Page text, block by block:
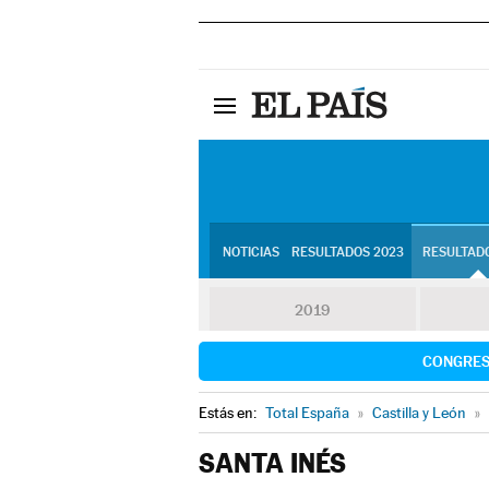
NOTICIAS RESULTADOS 2023
2019
Estás en: Total España » Castilla y León »
SANTA INÉS